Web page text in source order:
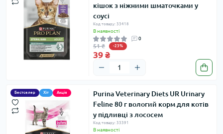
кішок з ніжними шматочками у
соусі
Код товару: 33418
В наявності
0
51 ₴ -23%
39 ₴
Бестселер Хіт Акція
Purina Veterinary Diets UR Urinary
Feline 80 г вологий корм для котів
у підливці з лососем
Код товару: 33391
В наявності